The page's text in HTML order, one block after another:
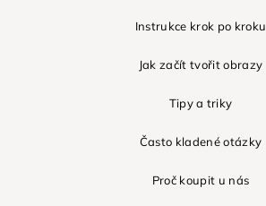
Instrukce krok po kroku
Jak začít tvořit obrazy
Tipy a triky
Často kladené otázky
Proč koupit u nás